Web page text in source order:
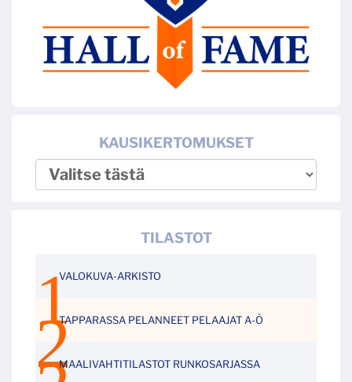
KAUSIKERTOMUKSET
TILASTOT
VALOKUVA-ARKISTO
TAPPARASSA PELANNEET PELAAJAT A-Ö
MAALIVAHTITILASTOT RUNKOSARJASSA